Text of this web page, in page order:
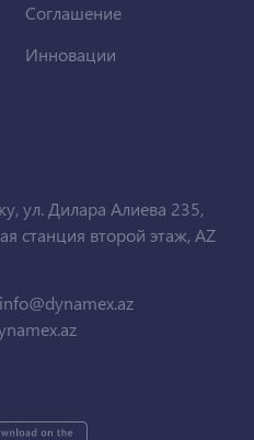
Соглашение
Инновации
ул. Дилара Алиева 235,
станция второй этаж, AZ
info@dynamex.az